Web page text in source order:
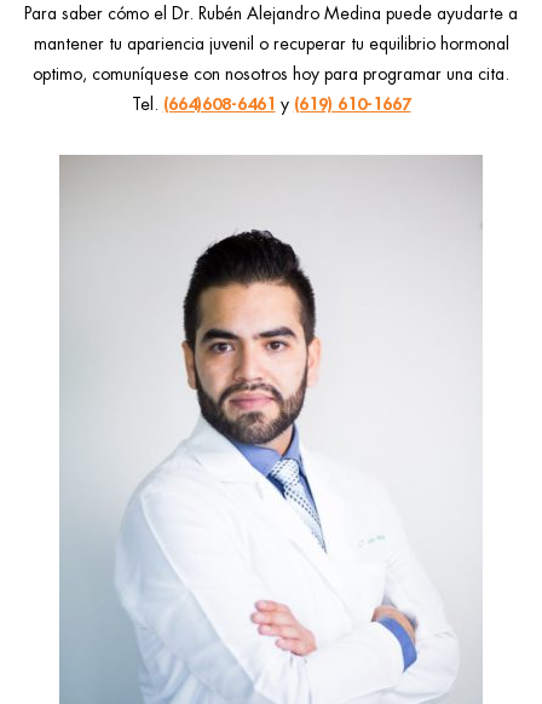
Para saber cómo el Dr. Rubén Alejandro Medina puede ayudarte a
mantener tu apariencia juvenil o recuperar tu equilibrio hormonal
optimo, comuníquese con nosotros hoy para programar una cita.
Tel. (664)608-6461 y (619) 610-1667